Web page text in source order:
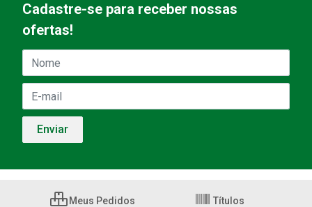
Cadastre-se para receber nossas
ofertas!
Meus Pedidos Títulos